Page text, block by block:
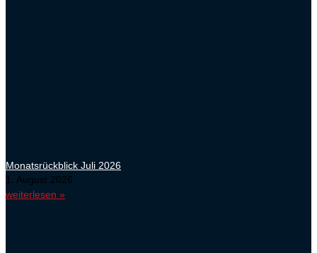
Monatsrückblick Juli 2026
1. August 2026
weiterlesen »